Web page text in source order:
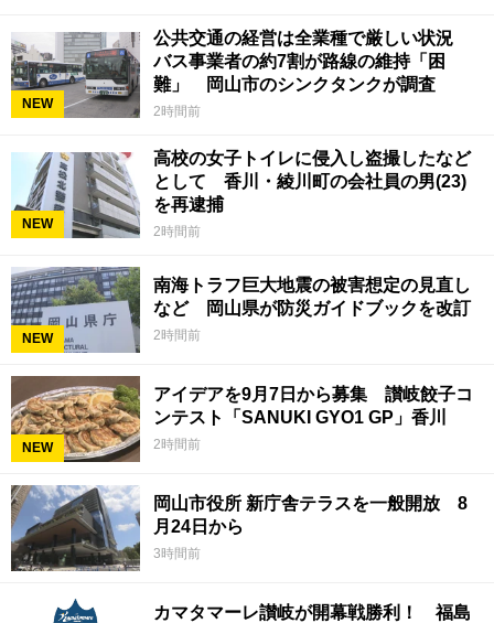
NEW
公共交通の経営は全業種で厳しい状況
バス事業者の約7割が路線の維持「困
難」 岡山市のシンクタンクが調査
2時間前
NEW
高校の女子トイレに侵入し盗撮したなど
として 香川・綾川町の会社員の男(23)
を再逮捕
2時間前
NEW
南海トラフ巨大地震の被害想定の見直し
など 岡山県が防災ガイドブックを改訂
2時間前
NEW
アイデアを9月7日から募集 讃岐餃子コ
ンテスト「SANUKI GYO1 GP」香川
2時間前
岡山市役所 新庁舎テラスを一般開放 8
月24日から
3時間前
カマタマーレ讃岐が開幕戦勝利！ 福島